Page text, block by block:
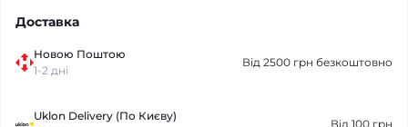
Доставка
Новою Поштою
1-2 дні
Від 2500 грн безкоштовно
Uklon Delivery (По Києву)
Від 100 грн